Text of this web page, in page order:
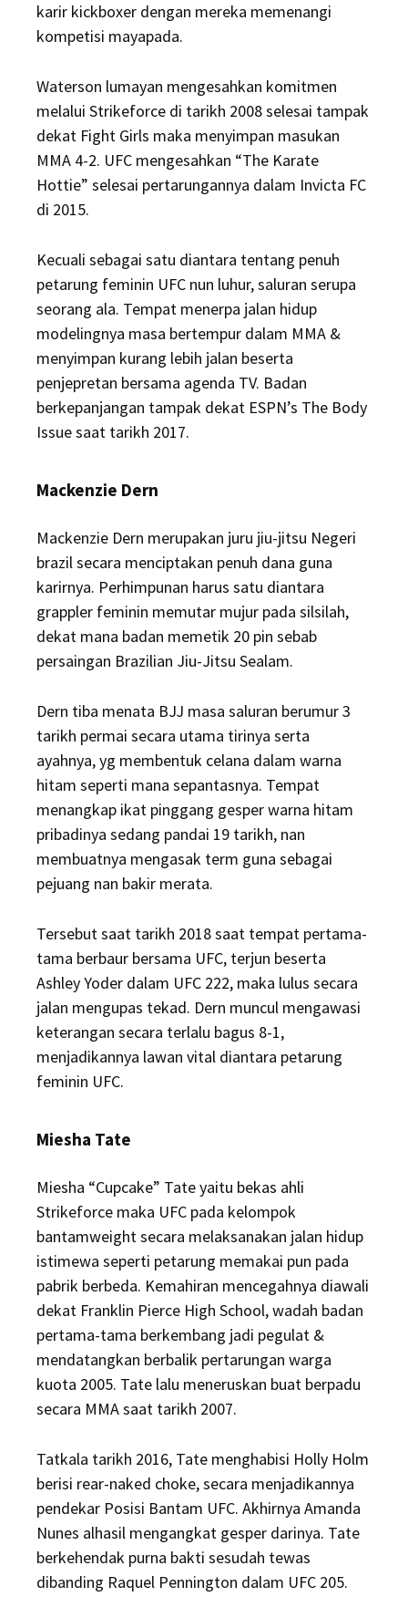
karir kickboxer dengan mereka memenangi
kompetisi mayapada.
Waterson lumayan mengesahkan komitmen
melalui Strikeforce di tarikh 2008 selesai tampak
dekat Fight Girls maka menyimpan masukan
MMA 4-2. UFC mengesahkan “The Karate
Hottie” selesai pertarungannya dalam Invicta FC
di 2015.
Kecuali sebagai satu diantara tentang penuh
petarung feminin UFC nun luhur, saluran serupa
seorang ala. Tempat menerpa jalan hidup
modelingnya masa bertempur dalam MMA &
menyimpan kurang lebih jalan beserta
penjepretan bersama agenda TV. Badan
berkepanjangan tampak dekat ESPN’s The Body
Issue saat tarikh 2017.
Mackenzie Dern
Mackenzie Dern merupakan juru jiu-jitsu Negeri
brazil secara menciptakan penuh dana guna
karirnya. Perhimpunan harus satu diantara
grappler feminin memutar mujur pada silsilah,
dekat mana badan memetik 20 pin sebab
persaingan Brazilian Jiu-Jitsu Sealam.
Dern tiba menata BJJ masa saluran berumur 3
tarikh permai secara utama tirinya serta
ayahnya, yg membentuk celana dalam warna
hitam seperti mana sepantasnya. Tempat
menangkap ikat pinggang gesper warna hitam
pribadinya sedang pandai 19 tarikh, nan
membuatnya mengasak term guna sebagai
pejuang nan bakir merata.
Tersebut saat tarikh 2018 saat tempat pertama-
tama berbaur bersama UFC, terjun beserta
Ashley Yoder dalam UFC 222, maka lulus secara
jalan mengupas tekad. Dern muncul mengawasi
keterangan secara terlalu bagus 8-1,
menjadikannya lawan vital diantara petarung
feminin UFC.
Miesha Tate
Miesha “Cupcake” Tate yaitu bekas ahli
Strikeforce maka UFC pada kelompok
bantamweight secara melaksanakan jalan hidup
istimewa seperti petarung memakai pun pada
pabrik berbeda. Kemahiran mencegahnya diawali
dekat Franklin Pierce High School, wadah badan
pertama-tama berkembang jadi pegulat &
mendatangkan berbalik pertarungan warga
kuota 2005. Tate lalu meneruskan buat berpadu
secara MMA saat tarikh 2007.
Tatkala tarikh 2016, Tate menghabisi Holly Holm
berisi rear-naked choke, secara menjadikannya
pendekar Posisi Bantam UFC. Akhirnya Amanda
Nunes alhasil mengangkat gesper darinya. Tate
berkehendak purna bakti sesudah tewas
dibanding Raquel Pennington dalam UFC 205.